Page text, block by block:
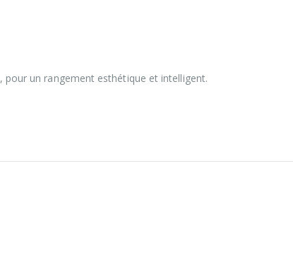
, pour un rangement esthétique et intelligent.